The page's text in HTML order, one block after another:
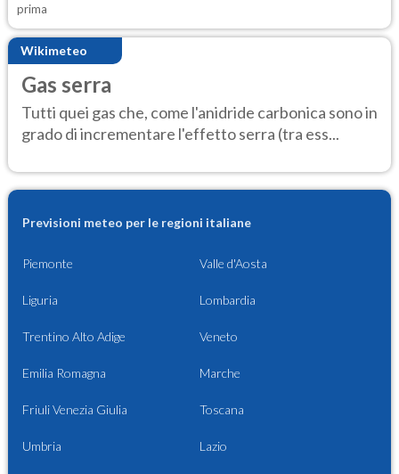
prima
Wikimeteo
Gas serra
Tutti quei gas che, come l'anidride carbonica sono in
grado di incrementare l'effetto serra (tra ess...
Previsioni meteo per le regioni italiane
Piemonte Valle d'Aosta
Liguria Lombardia
Trentino Alto Adige Veneto
Emilia Romagna Marche
Friuli Venezia Giulia Toscana
Umbria Lazio